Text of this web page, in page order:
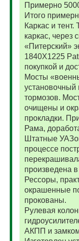
Примерно
Итого
Каркас и
каркас, через
«Питерский»
1840Х1225
покупкой и
Мосты
установочный
тормозов.
очищены и
прокладки.
Рама,
Штатные
процессе
произведена
Рессоры,
окрашенные
прокованы.
Рулевая
АКПП и